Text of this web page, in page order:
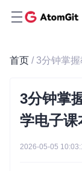
首页
3分钟掌
学电子课
2026-05-05